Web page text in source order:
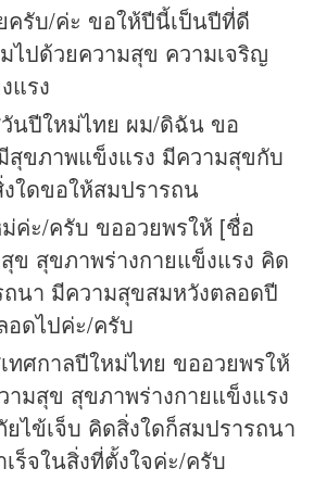
ครับ/ค่ะ ขอให้ปีนี้เป็นปีที่ดี
ไปด้วยความสุข ความเจริญ
แรง
วันปีใหม่ไทย ผม/ดิฉัน ขอ
สุขภาพแข็งแรง มีความสุขกับ
ใดขอให้สมปรารถน
ค่ะ/ครับ ขออวยพรให้ [ชื่อ
ข สุขภาพร่างกายแข็งแรง คิด
ถนา มีความสุขสมหวังตลอดปี
อดไปค่ะ/ครับ
ทศกาลปีใหม่ไทย ขออวยพรให้
มสุข สุขภาพร่างกายแข็งแรง
ไข้เจ็บ คิดสิ่งใดก็สมปรารถนา
ร็จในสิ่งที่ตั้งใจค่ะ/ครับ